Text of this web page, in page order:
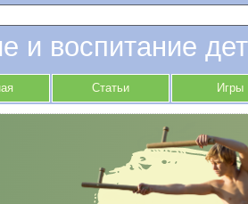
и воспитание
Статьи Игры